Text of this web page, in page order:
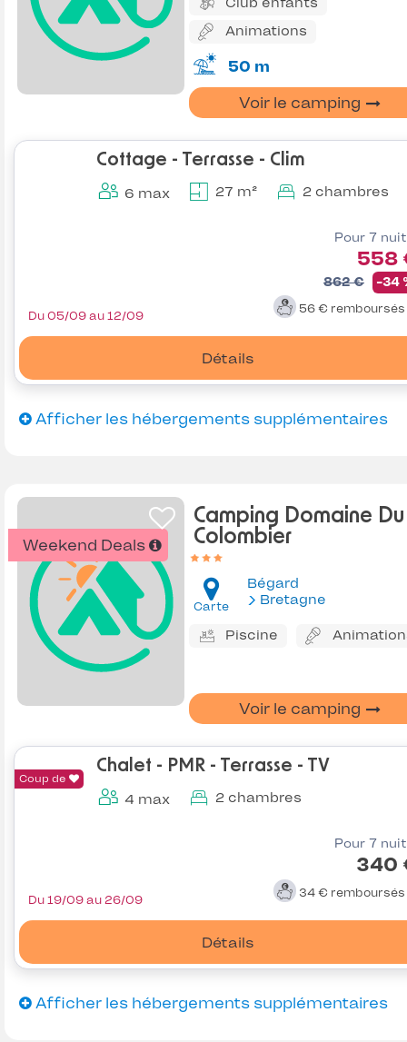
Animations
50 m
Voir le camping
Cottage - Terrasse - Clim
6 max 27 m² 2 chambres
Pour 7
558
862 € -34
56 € remboursés
Détails
Du 05/09 au 12/09
Afficher les hébergements supplémentaires
Weekend Deals
Camping Domaine Du
Colombier
Carte
Bégard
Bretagne
Piscine
Voir le camping
Coup de
Chalet - PMR - Terrasse - TV
4 max 2 chambres
Pour 7
340
34 € remboursés
Détails
Du 19/09 au 26/09
Afficher les hébergements supplémentaires